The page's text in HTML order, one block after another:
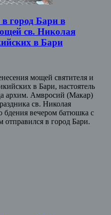
город Бари в
св. Николая
в Бари
мощей святителя и
в Бари, настоятель
архим. Амвросий (Макар)
св. Николая
бдения вечером батюшка с
отправился в город Бари.